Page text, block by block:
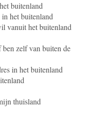
buitenland
het buitenland
vanuit het buitenland
zelf van buiten de
in het buitenland
thuisland